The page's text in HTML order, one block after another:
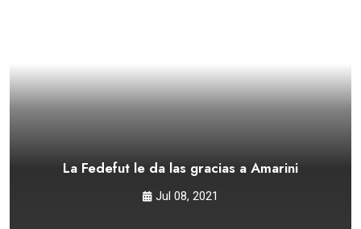
La Fedefut le da las gracias a Amarini
Jul 08, 2021